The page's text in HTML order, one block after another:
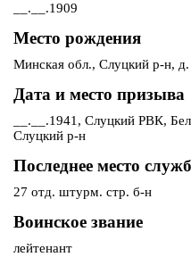
__.__.1909
Место рождения
Минская обл., Слуцкий р-н,
Дата и место призыва
__.__.1941, Слуцкий РВК,
Слуцкий р-н
Последнее место
27 отд. штурм. стр. б-н
Воинское звание
лейтенант